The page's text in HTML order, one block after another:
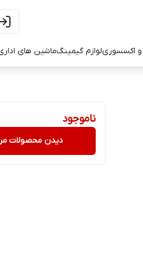
اکسسوریلوازم گیمینگماشین های
ناموجود
دیدن محصولات